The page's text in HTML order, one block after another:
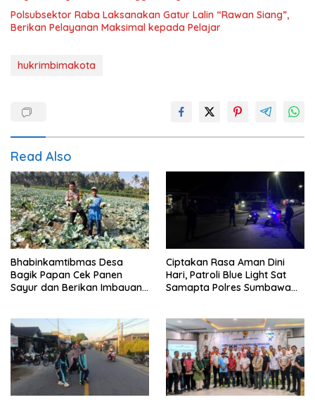
Polsubsektor Raba Laksanakan Gatur Lalin “Rawan Siang”,
Berikan Pelayanan Maksimal kepada Pelajar
hukrimbimakota
Read Also
Bhabinkamtibmas Desa
Bagik Papan Cek Panen
Sayur dan Berikan Imbauan
Ciptakan Rasa Aman Dini
Hari, Patroli Blue Light Sat
Samapta Polres Sumbawa